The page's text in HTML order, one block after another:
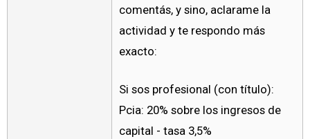
comentás, y sino, aclarame la
actividad y te respondo más
exacto:
Si sos profesional (con título):
Pcia: 20% sobre los ingresos de
capital - tasa 3,5%